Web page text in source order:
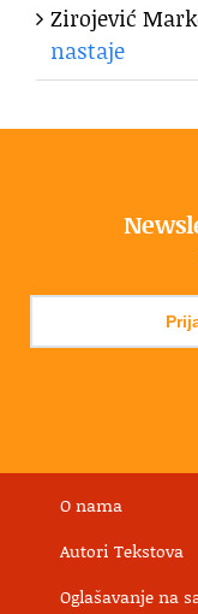
Zirojević
nastaje
O nama
Autori Tekstova
Oglašavanje na